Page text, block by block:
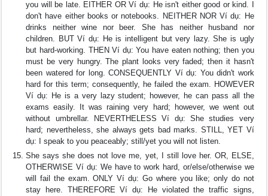
you will be late. EITHER OR Ví dụ: He isn't either good or kind. I
don't have either books or notebooks. NEITHER NOR Ví dụ: He
drinks neither wine nor beer. She has neither husband nor
children. BUT Ví dụ: He is intelligent but very lazy. She is ugly
but hard-working. THEN Ví dụ: You have eaten nothing; then you
must be very hungry. The plant looks very faded; then it hasn't
been watered for long. CONSEQUENTLY Ví dụ: You didn't work
hard for this term; consequently, he failed the exam. HOWEVER
Ví dụ: He is a very lazy student; however, he can pass all the
exams easily. It was raining very hard; however, we went out
without umbrellar. NEVERTHELESS Ví dụ: She studies very
hard; nevertheless, she always gets bad marks. STILL, YET Ví
dụ: I speak to you peaceably; still/yet you will not listen.
She says she does not love me, yet, I still love her. OR, ELSE,
OTHERWISE Ví dụ: We have to work hard, or/else/otherwise we
will fail the exam. ONLY Ví dụ: Go where you like; only do not
stay here. THEREFORE Ví dụ: He violated the traffic signs,